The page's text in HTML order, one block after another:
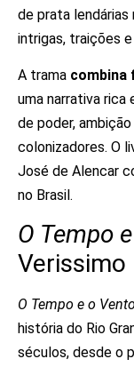
de prata
intrigas, traições
A trama
uma narrativa rica
de poder,
colonizadores. O
José de Alencar
no Brasil.
O Tempo
Verissimo
O Tempo e o
história do Rio
séculos, desde o